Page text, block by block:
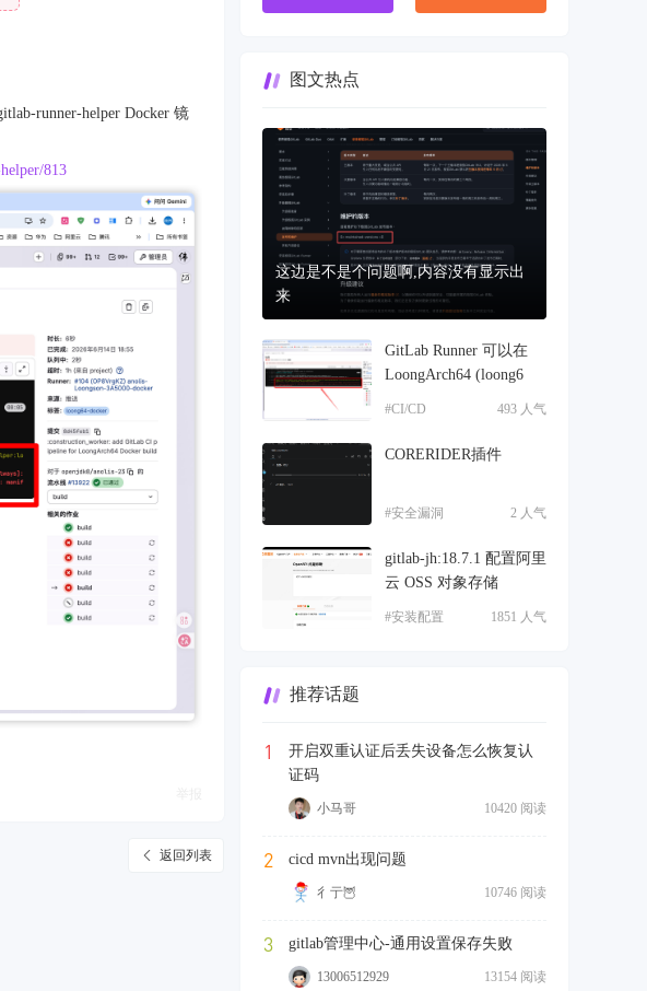
runner-helper Docker 镜
813
返回列表
图文热点
这边是不是个问题啊,内容没有显示出
来
GitLab Runner 可以在
LoongArch64 (loong6
493 人气
#CI/CD
CORERIDER插件
2 人气
#安全漏洞
gitlab-jh:18.7.1 配置阿里
云 OSS 对象存储
1851 人气
#安装配置
推荐话题
1
开启双重认证后丢失设备怎么恢复认
证码
10420 阅读
小马哥
2 cicd mvn出现问题
10746 阅读
彳亍🦉
3 gitlab管理中心-通用设置保存失败
13154 阅读
13006512929